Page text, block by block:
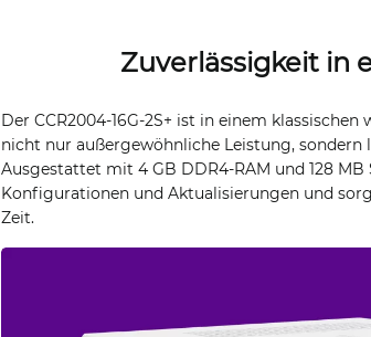
Zuverlässigkeit in
Der CCR2004-16G-2S+ ist in einem
nicht nur außergewöhnliche Leistung,
Ausgestattet mit 4 GB DDR4-RAM und 128
Konfigurationen und Aktualisierungen und
Zeit.